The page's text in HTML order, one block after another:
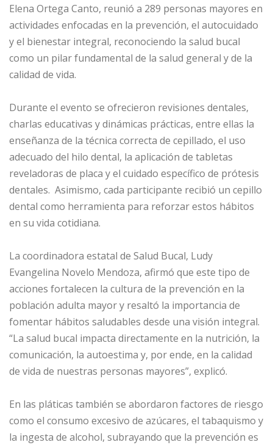
Elena Ortega Canto, reunió a 289 personas mayores en
actividades enfocadas en la prevención, el autocuidado
y el bienestar integral, reconociendo la salud bucal
como un pilar fundamental de la salud general y de la
calidad de vida.
Durante el evento se ofrecieron revisiones dentales,
charlas educativas y dinámicas prácticas, entre ellas la
enseñanza de la técnica correcta de cepillado, el uso
adecuado del hilo dental, la aplicación de tabletas
reveladoras de placa y el cuidado específico de prótesis
dentales. Asimismo, cada participante recibió un cepillo
dental como herramienta para reforzar estos hábitos
en su vida cotidiana.
La coordinadora estatal de Salud Bucal, Ludy
Evangelina Novelo Mendoza, afirmó que este tipo de
acciones fortalecen la cultura de la prevención en la
población adulta mayor y resaltó la importancia de
fomentar hábitos saludables desde una visión integral.
“La salud bucal impacta directamente en la nutrición, la
comunicación, la autoestima y, por ende, en la calidad
de vida de nuestras personas mayores”, explicó.
En las pláticas también se abordaron factores de riesgo
como el consumo excesivo de azúcares, el tabaquismo y
la ingesta de alcohol, subrayando que la prevención es